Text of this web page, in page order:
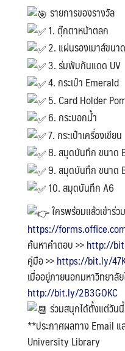
รายการของรางวัล
1. ตุ๊กตาหน้าตลก
2. แผ่นรองเมาส์ขน
3. ร่มพับกันแดด UV
4. กระเป๋า Emerald
5. Card Holder
6. กระบอกน้ำ
7. กระเป๋าเครื่องเขียน
8. สมุดบันทึก ขนาด
9. สมุดบันทึก ขนาด
10. สมุดบันทึก A6
ใครพร้อมแล้วเข้าร่
https://
ค้นหาคำตอบ >>http://
คู่มือ >>https://bit.ly/
เมื่ออยู่ภายนอกมหาวิทยาลั
http://bit.ly/2B3GOKC
ร่วมสนุกได้ตั้งแต่วัน
**ประกาศผลทาง Email แ
University Library